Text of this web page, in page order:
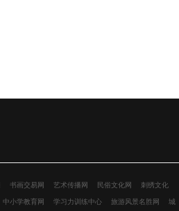
书画交易网 艺术传播网 民俗文化网 刺绣文化
中小学教育网 学习力训练中心 旅游风景名胜网 城